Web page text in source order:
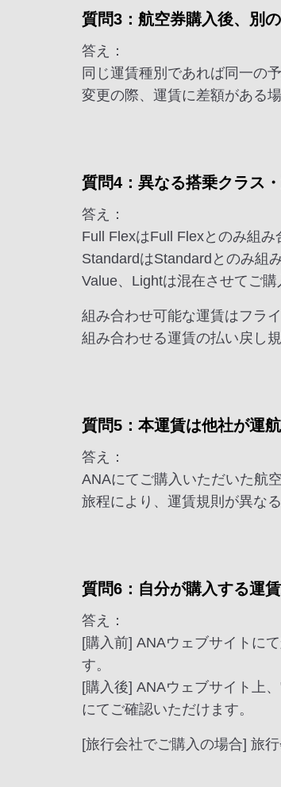
質問3：航空券購入後、別
答え：
同じ運賃種別であれば同一の
変更の際、運賃に差額がある
質問4：異なる搭乗クラス
答え：
Full FlexはFull Flexとのみ組み
StandardはStandardとのみ組
Value、Lightは混在させてご購
組み合わせ可能な運賃はフラ
組み合わせる運賃の払い戻し
質問5：本運賃は他社が運
答え：
ANAにてご購入いただいた航
旅程により、運賃規則が異な
質問6：自分が購入する運
答え：
[購入前] ANAウェブサイトに
す。
[購入後] ANAウェブサイト上
にてご確認いただけます。
[旅行会社でご購入の場合] 旅